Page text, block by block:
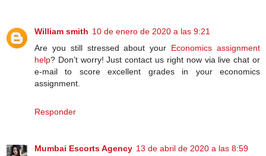
William smith 10 de enero de 2020 a las 9:21
Are you still stressed about your Economics assignment
help? Don’t worry! Just contact us right now via live chat or
e-mail to score excellent grades in your economics
assignment.
Responder
Mumbai Escorts Agency 13 de abril de 2020 a las 8:59